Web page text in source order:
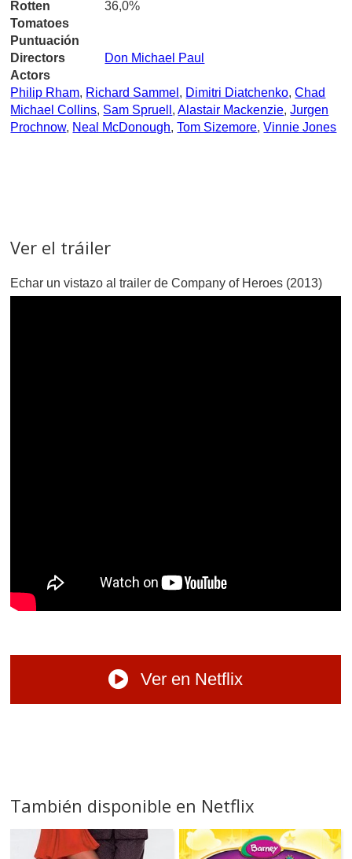
Rotten
Tomatoes
Puntuación
36,0%
Directors
Don Michael Paul
Actors
Philip Rham, Richard Sammel , Dimitri Diatchenko,Chad
Michael Collins, Sam Spruell ,Alastair Mackenzie,Jurgen
Prochnow, Neal McDonough,Tom Sizemore,Vinnie Jones
Ver el tráiler
Echar un vistazo al trailer de Company of Heroes (2013)
Ver en Netflix
También disponible en Netflix